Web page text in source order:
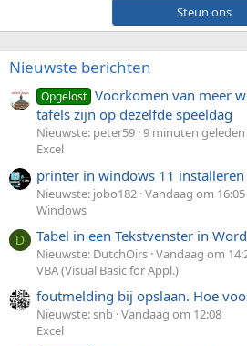
Steun
Nieuwste berichten
Opgelost Voorkomen van meer
tafels zijn op dezelfde speeldag
Nieuwste: peter59 9 minuten geleden
Excel
printer in windows 11 installeren
Nieuwste: jobo182 Vandaag om 16:05
Windows
D Tabel in een Tekstvenster in
Nieuwste: DutchOirs Vandaag om
VBA (Visual Basic for Appl.)
foutmelding bij opslaan. Hoe
Nieuwste: snb Vandaag om 12:08
Excel